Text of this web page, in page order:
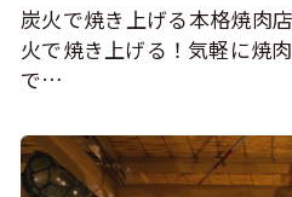
炭火で焼き上げる本格焼肉
火で焼き上げる！気軽に焼
で…